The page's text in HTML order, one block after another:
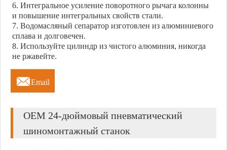
6. Интегральное усиление поворотного рычага колонны
и повышение интегральных свойств стали.
7. Водомасляный сепаратор изготовлен из алюминиевого
сплава и долговечен.
8. Используйте цилиндр из чистого алюминия, никогда
не ржавейте.
Email
OEM 24-дюймовый пневматический
шиномонтажный станок